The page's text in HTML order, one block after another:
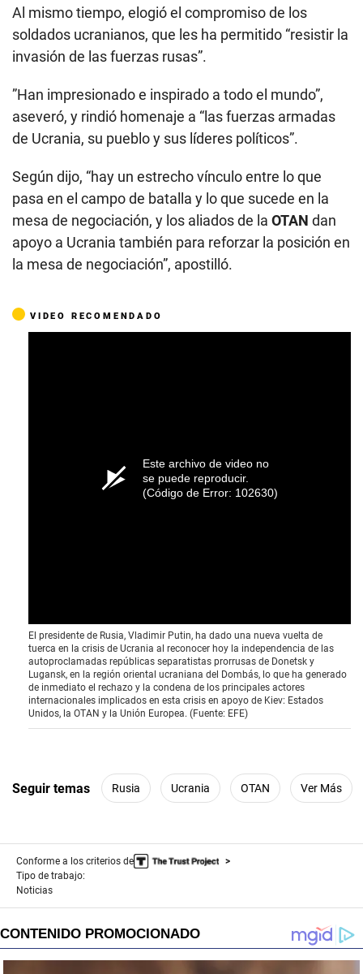
Al mismo tiempo, elogió el compromiso de los
soldados ucranianos, que les ha permitido “resistir la
invasión de las fuerzas rusas”.
”Han impresionado e inspirado a todo el mundo”,
aseveró, y rindió homenaje a “las fuerzas armadas
de Ucrania, su pueblo y sus líderes políticos”.
Según dijo, “hay un estrecho vínculo entre lo que
pasa en el campo de batalla y lo que sucede en la
mesa de negociación, y los aliados de la OTAN dan
apoyo a Ucrania también para reforzar la posición en
la mesa de negociación”, apostilló.
VIDEO RECOMENDADO
Este archivo de video no
se puede reproducir.
(Código de Error: 102630)
El presidente de Rusia, Vladimir Putin, ha dado una nueva vuelta de
tuerca en la crisis de Ucrania al reconocer hoy la independencia de las
autoproclamadas repúblicas separatistas prorrusas de Donetsk y
Lugansk, en la región oriental ucraniana del Dombás, lo que ha generado
de inmediato el rechazo y la condena de los principales actores
internacionales implicados en esta crisis en apoyo de Kiev: Estados
Unidos, la OTAN y la Unión Europea. (Fuente: EFE)
Seguir temas Rusia Ucrania OTAN Ver Más
Conforme a los criterios de
Tipo de trabajo:
Noticias